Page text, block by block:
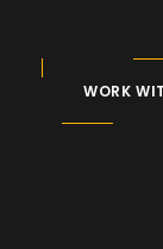
WORK